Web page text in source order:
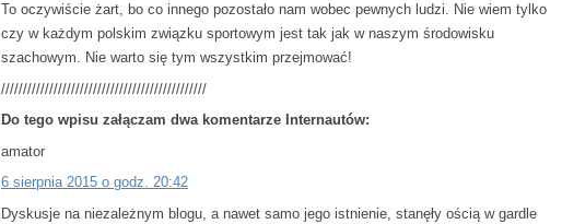
To oczywiście żart, bo co innego pozostało nam wobec pewnych ludzi. Nie wiem tylko
czy w każdym polskim związku sportowym jest tak jak w naszym środowisku
szachowym. Nie warto się tym wszystkim przejmować!
///////////////////////////////////////////////
Do tego wpisu załączam dwa komentarze Internautów:
amator
6 sierpnia 2015 o godz. 20:42
Dyskusje na niezależnym blogu, a nawet samo jego istnienie, stanęły ością w gardle